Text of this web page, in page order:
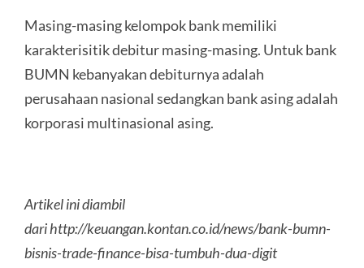
Masing-masing kelompok bank memiliki
karakterisitik debitur masing-masing. Untuk bank
BUMN kebanyakan debiturnya adalah
perusahaan nasional sedangkan bank asing adalah
korporasi multinasional asing.
Artikel ini diambil
dari http://keuangan.kontan.co.id/news/bank-bumn-
bisnis-trade-finance-bisa-tumbuh-dua-digit